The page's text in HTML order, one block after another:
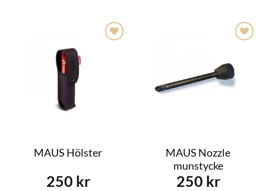
produkten
har
flera
varianter.
De
kan
på
MAUS Hölster
250 kr
MAUS Nozzle
munstycke
250 kr